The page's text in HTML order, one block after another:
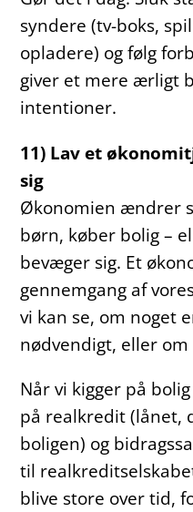
syndere (tv-boks,
opladere) og følg
giver et mere ærligt
intentioner.
11) Lav et
sig
Økonomien ændrer
børn, køber bolig –
bevæger sig. Et
gennemgang af
vi kan se, om noget
nødvendigt, eller
Når vi kigger på
på realkredit (lånet,
boligen) og
til
blive store over tid,